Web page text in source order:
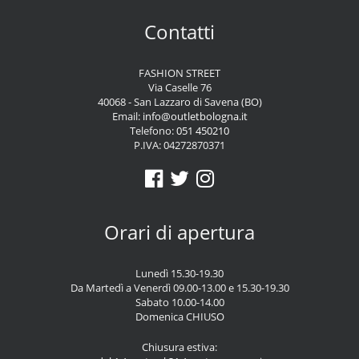
Contatti
FASHION STREET
Via Caselle 76
40068 - San Lazzaro di Savena (BO)
Email: info@outletbologna.it
Telefono:051 450210
P.IVA: 04272870371
Orari di apertura
Lunedì 15.30-19.30
Da Martedì a Venerdì 09.00-13.00 e 15.30-19.30
Sabato 10.00-14.00
Domenica CHIUSO
Chiusura estiva: